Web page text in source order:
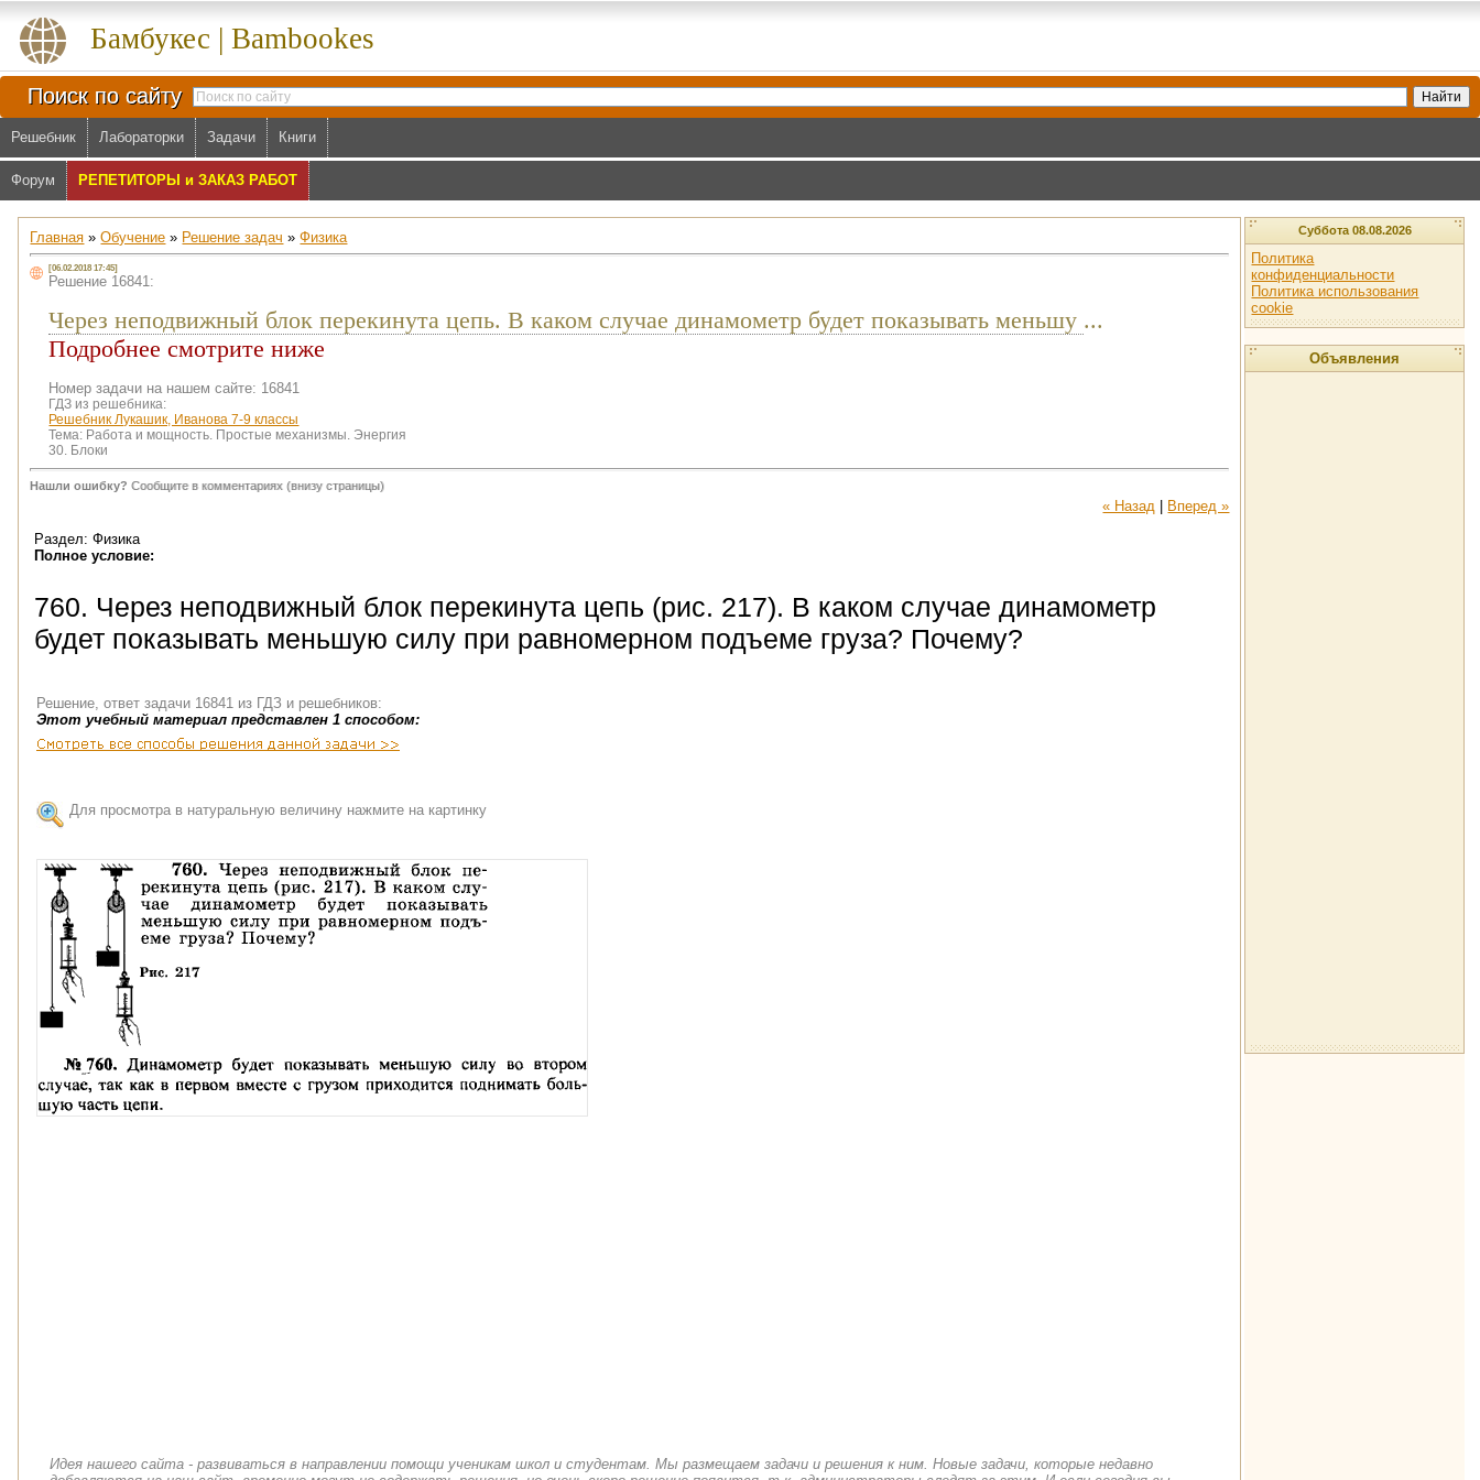
Бамбукес | Bambookes
Поиск по сайту
Решебник Лабораторки Задачи Книги
Форум РЕПЕТИТОРЫ и ЗАКАЗ РАБОТ
Главная »Обучение » Решение задач »Физика
[06.02.2018 17:45]
Решение 16841:
Через неподвижный блок перекинута цепь. В каком случае динамометр будет показывать меньшу ...
Подробнее смотрите ниже
Номер задачи на нашем сайте: 16841
ГДЗ из решебника:
Решебник Лукашик, Иванова 7-9 классы
Тема: Работа и мощность. Простые механизмы. Энергия
30. Блоки
Нашли ошибку? Сообщите в комментариях (внизу страницы)
« Назад
Вперед »
Раздел: Физика
Полное условие:
760. Через неподвижный блок перекинута цепь (рис. 217). В каком случае динамометр
будет показывать меньшую силу при равномерном подъеме груза? Почему?
Решение, ответ задачи 16841 из ГДЗ и решебников:
Этот учебный материал представлен 1 способом:
Для просмотра в натуральную величину нажмите на картинку
Идея нашего сайта - развиваться в направлении помощи ученикам школ и студентам. Мы размещаем задачи и решения к ним. Новые задачи, которые недавно
Суббота 08.08.2026
Политика
конфиденциальности
Политика использования
cookie
Объявления